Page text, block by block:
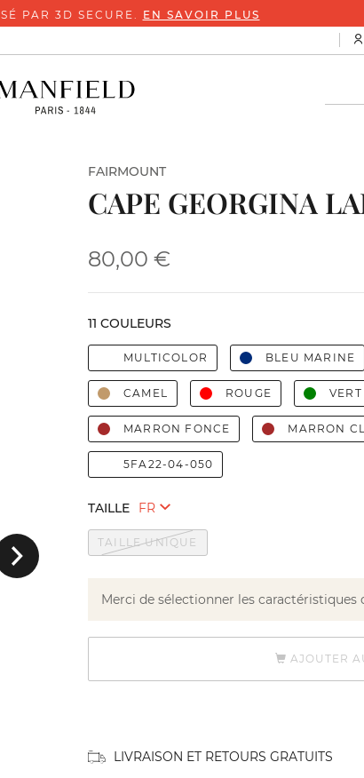
PAR 3D SECURE. EN SAVOIR PLUS
FAIRMOUNT
CAPE GEORGINA
80,00 €
11 COULEURS
MULTICOLOR BLEU MARINE
CAMEL ROUGE VERT
MARRON FONCE MARRON
5FA22-04-050
TAILLE
TAILLE UNIQUE
Merci de sélectionner les caractéristiques
AJOUTER
LIVRAISON ET RETOURS GRATUITS